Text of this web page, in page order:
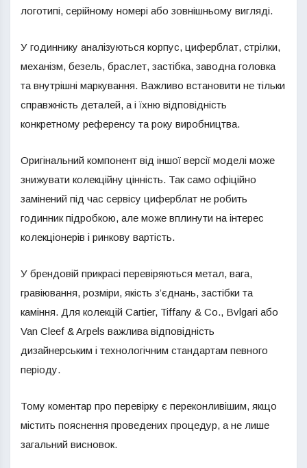
логотипі, серійному номері або зовнішньому вигляді.
У годиннику аналізуються корпус, циферблат, стрілки,
механізм, безель, браслет, застібка, заводна головка
та внутрішні маркування. Важливо встановити не тільки
справжність деталей, а і їхню відповідність
конкретному референсу та року виробництва.
Оригінальний компонент від іншої версії моделі може
знижувати колекційну цінність. Так само офіційно
замінений під час сервісу циферблат не робить
годинник підробкою, але може вплинути на інтерес
колекціонерів і ринкову вартість.
У брендовій прикрасі перевіряються метал, вага,
гравіювання, розміри, якість з’єднань, застібки та
каміння. Для колекцій Cartier, Tiffany & Co., Bvlgari або
Van Cleef & Arpels важлива відповідність
дизайнерським і технологічним стандартам певного
періоду.
Тому коментар про перевірку є переконливішим, якщо
містить пояснення проведених процедур, а не лише
загальний висновок.